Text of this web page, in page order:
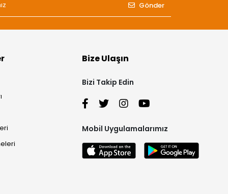
Gönder
Bize Ulaşın
Bizi Takip Edin
Mobil Uygulamalarımız